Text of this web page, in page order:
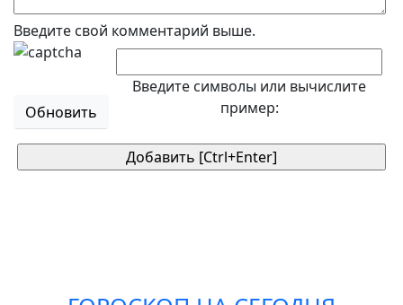
Введите свой комментарий выше.
Обновить
Введите символы или вычислите
пример: